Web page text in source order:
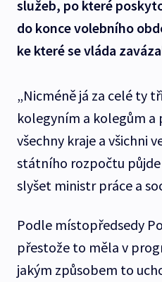
služeb, po které
do konce volebního
ke které se vláda
„Nicméně já za celé ty
kolegyním a kolegům a
všechny kraje a všichni
státního rozpočtu půjde
slyšet ministr práce a
Podle místopředsedy
přestože to měla v
jakým způsobem to